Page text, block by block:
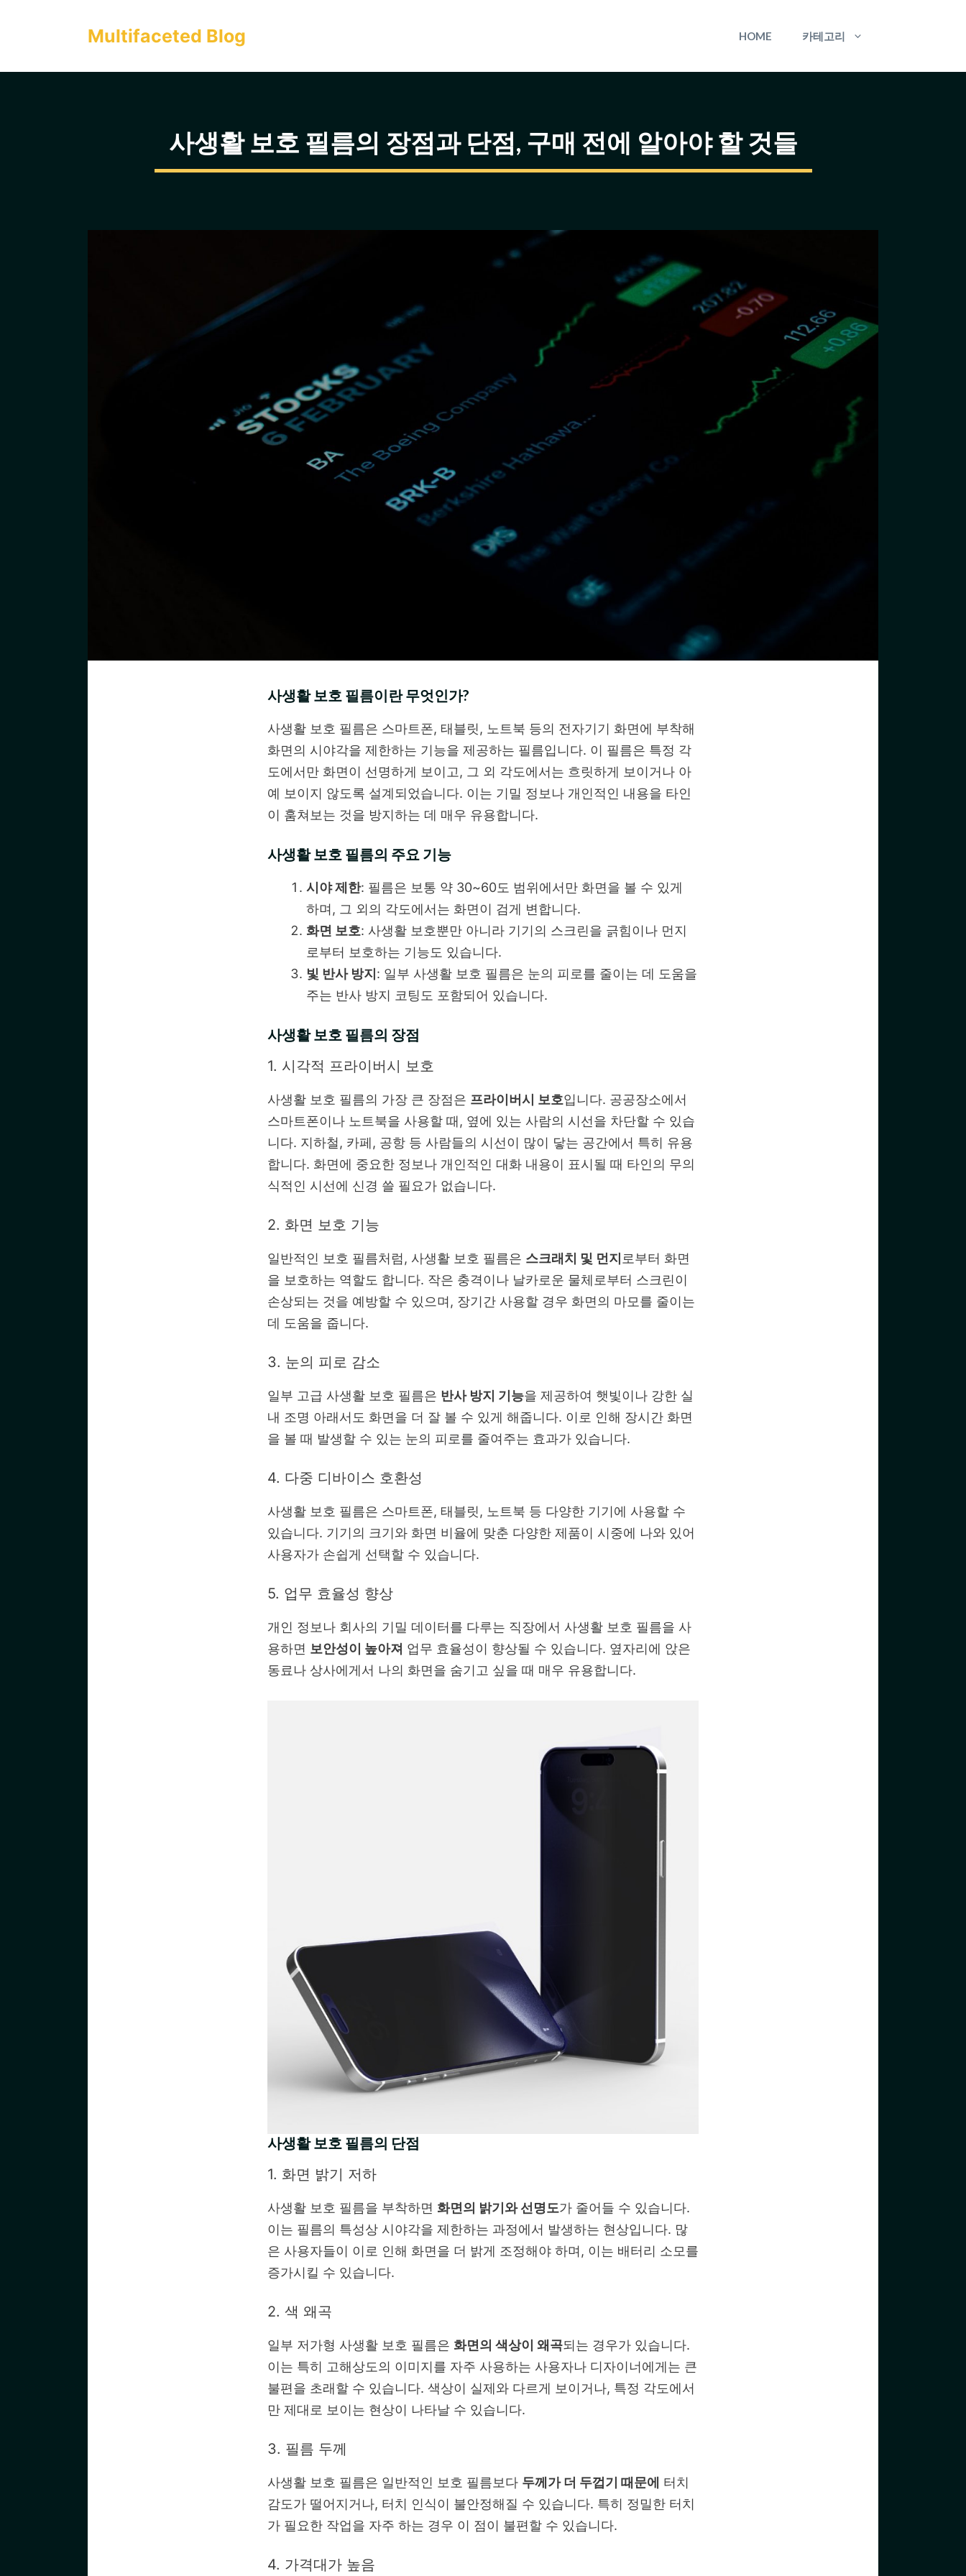
로
Multifaceted Blog HOME 카테고리
사생활 보호 필름의 장점과 단점, 구매 전에 알아야 할 것들
사생활 보호 필름이란 무엇인가?
사생활 보호 필름은 스마트폰, 태블릿, 노트북 등의 전자기기 화면에 부착해
화면의 시야각을 제한하는 기능을 제공하는 필름입니다. 이 필름은 특정 각
도에서만 화면이 선명하게 보이고, 그 외 각도에서는 흐릿하게 보이거나 아
예 보이지 않도록 설계되었습니다. 이는 기밀 정보나 개인적인 내용을 타인
이 훔쳐보는 것을 방지하는 데 매우 유용합니다.
사생활 보호 필름의 주요 기능
시야 제한: 필름은 보통 약 30~60도 범위에서만 화면을 볼 수 있게
하며, 그 외의 각도에서는 화면이 검게 변합니다.
화면 보호: 사생활 보호뿐만 아니라 기기의 스크린을 긁힘이나 먼지
로부터 보호하는 기능도 있습니다.
빛 반사 방지 : 일부 사생활 보호 필름은 눈의 피로를 줄이는 데 도움을
주는 반사 방지 코팅도 포함되어 있습니다.
사생활 보호 필름의 장점
1. 시각적 프라이버시 보호
사생활 보호 필름의 가장 큰 장점은 프라이버시 보호입니다. 공공장소에서
스마트폰이나 노트북을 사용할 때, 옆에 있는 사람의 시선을 차단할 수 있습
니다. 지하철, 카페, 공항 등 사람들의 시선이 많이 닿는 공간에서 특히 유용
합니다. 화면에 중요한 정보나 개인적인 대화 내용이 표시될 때 타인의 무의
식적인 시선에 신경 쓸 필요가 없습니다.
2. 화면 보호 기능
일반적인 보호 필름처럼, 사생활 보호 필름은 스크래치 및 먼지 로부터 화면
을 보호하는 역할도 합니다. 작은 충격이나 날카로운 물체로부터 스크린이
손상되는 것을 예방할 수 있으며, 장기간 사용할 경우 화면의 마모를 줄이는
데 도움을 줍니다.
3. 눈의 피로 감소
일부 고급 사생활 보호 필름은 반사 방지 기능을 제공하여 햇빛이나 강한 실
내 조명 아래서도 화면을 더 잘 볼 수 있게 해줍니다. 이로 인해 장시간 화면
을 볼 때 발생할 수 있는 눈의 피로를 줄여주는 효과가 있습니다.
4. 다중 디바이스 호환성
사생활 보호 필름은 스마트폰, 태블릿, 노트북 등 다양한 기기에 사용할 수
있습니다. 기기의 크기와 화면 비율에 맞춘 다양한 제품이 시중에 나와 있어
사용자가 손쉽게 선택할 수 있습니다.
5. 업무 효율성 향상
개인 정보나 회사의 기밀 데이터를 다루는 직장에서 사생활 보호 필름을 사
용하면 보안성이 높아져 업무 효율성이 향상될 수 있습니다. 옆자리에 앉은
동료나 상사에게서 나의 화면을 숨기고 싶을 때 매우 유용합니다.
사생활 보호 필름의 단점
1. 화면 밝기 저하
사생활 보호 필름을 부착하면 화면의 밝기와 선명도가 줄어들 수 있습니다.
이는 필름의 특성상 시야각을 제한하는 과정에서 발생하는 현상입니다. 많
은 사용자들이 이로 인해 화면을 더 밝게 조정해야 하며, 이는 배터리 소모를
증가시킬 수 있습니다.
2. 색 왜곡
일부 저가형 사생활 보호 필름은 화면의 색상이 왜곡되는 경우가 있습니다.
이는 특히 고해상도의 이미지를 자주 사용하는 사용자나 디자이너에게는 큰
불편을 초래할 수 있습니다. 색상이 실제와 다르게 보이거나, 특정 각도에서
만 제대로 보이는 현상이 나타날 수 있습니다.
3. 필름 두께
사생활 보호 필름은 일반적인 보호 필름보다 두께가 더 두껍기 때문에 터치
감도가 떨어지거나, 터치 인식이 불안정해질 수 있습니다. 특히 정밀한 터치
가 필요한 작업을 자주 하는 경우 이 점이 불편할 수 있습니다.
4. 가격대가 높음